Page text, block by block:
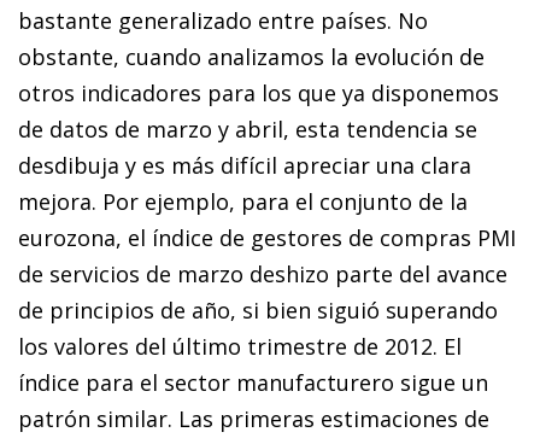
bastante generalizado entre países. No
obstante, cuando analizamos la evolución de
otros indicadores para los que ya disponemos
de datos de marzo y abril, esta tendencia se
desdibuja y es más difícil apreciar una clara
mejora. Por ejemplo, para el conjunto de la
eurozona, el índice de gestores de compras PMI
de servicios de marzo deshizo parte del avance
de principios de año, si bien siguió superando
los valores del último trimestre de 2012. El
índice para el sector manufacturero sigue un
patrón similar. Las primeras estimaciones de